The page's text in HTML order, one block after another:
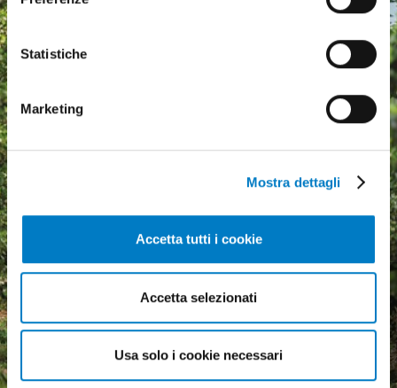
Statistiche
Marketing
Mostra dettagli
Accetta tutti i cookie
Accetta selezionati
Usa solo i cookie necessari
Agricultural machinery, a
growing market but
economic uncertainty
weighs heavily